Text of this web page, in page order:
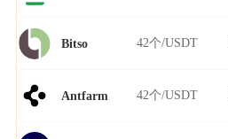
Bitso 42个/USDT
Antfarm 42个/USDT